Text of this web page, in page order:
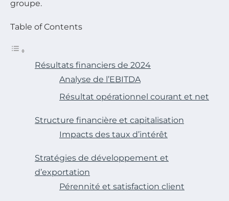
groupe.
Table of Contents
Résultats financiers de 2024
Analyse de l’EBITDA
Résultat opérationnel courant et net
Structure financière et capitalisation
Impacts des taux d’intérêt
Stratégies de développement et
d’exportation
Pérennité et satisfaction client